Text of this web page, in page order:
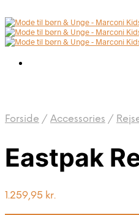
Forside / Accessories /
Eastpak
1.259,95 kr.